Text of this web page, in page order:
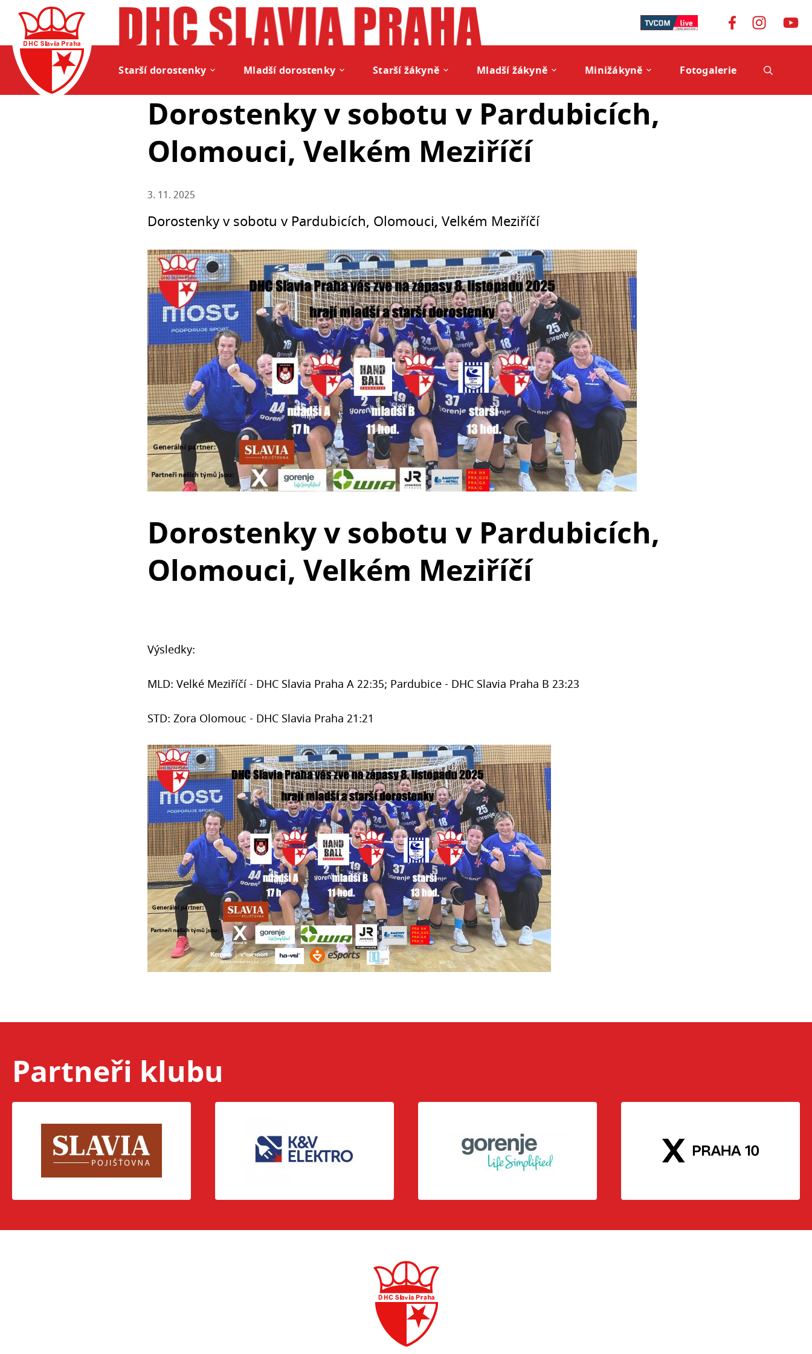
Starší dorostenky Mladší dorostenky Starší žákyně Mladší žákyně Minižákyně Fotogalerie
Dorostenky v sobotu v Pardubicích,
Olomouci, Velkém Meziříčí
3. 11. 2025
Dorostenky v sobotu v Pardubicích, Olomouci, Velkém Meziříčí
Dorostenky v sobotu v Pardubicích,
Olomouci, Velkém Meziříčí
Výsledky:
MLD: Velké Meziříčí - DHC Slavia Praha A 22:35; Pardubice - DHC Slavia Praha B 23:23
STD: Zora Olomouc - DHC Slavia Praha 21:21
Partneři klubu